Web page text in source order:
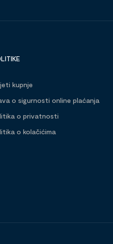
kupnje
o sigurnosti online plaćanja
o privatnosti
o kolačićima